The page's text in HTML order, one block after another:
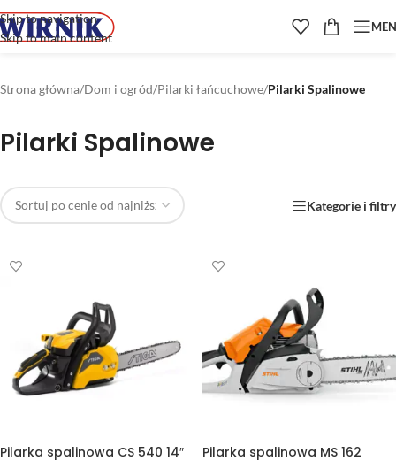
Skip to navigation
Skip to main content
Strona główna/Dom i ogród/Pilarki łańcuchowe/Pilarki Spalinowe
Pilarki Spalinowe
Kategorie i filtry
Pilarka spalinowa CS 540 14″ Pilarka spalinowa MS 162